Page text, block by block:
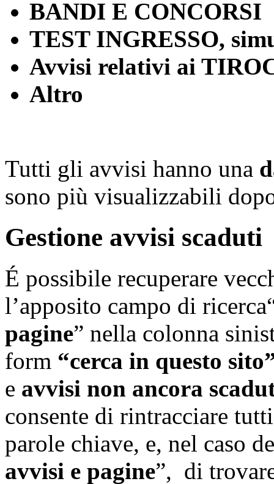
BANDI E CONCORSI
TEST INGRESSO,
Avvisi relativi ai
Altro
Tutti gli avvisi hanno una
sono più visualizzabili
Gestione avvisi scaduti
É possibile recuperare
l’apposito campo di
pagine” nella colonna
form “cerca in questo
e avvisi non ancora
consente di rintracciare
parole chiave, e, nel caso
avvisi e pagine”, di